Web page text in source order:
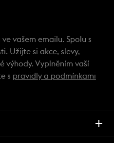
vašem emailu. Spolu s
Užijte si akce, slevy,
výhody. Vyplněním vaší
s pravidly a podmínkami